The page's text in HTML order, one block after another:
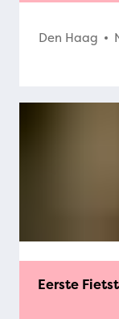
Den Haag
Eerste